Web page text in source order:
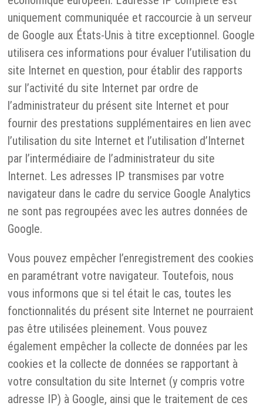
uniquement communiquée et raccourcie à un serveur
de Google aux États-Unis à titre exceptionnel. Google
utilisera ces informations pour évaluer l’utilisation du
site Internet en question, pour établir des rapports
sur l’activité du site Internet par ordre de
l’administrateur du présent site Internet et pour
fournir des prestations supplémentaires en lien avec
l’utilisation du site Internet et l’utilisation d’Internet
par l’intermédiaire de l’administrateur du site
Internet. Les adresses IP transmises par votre
navigateur dans le cadre du service Google Analytics
ne sont pas regroupées avec les autres données de
Google.
Vous pouvez empêcher l’enregistrement des cookies
en paramétrant votre navigateur. Toutefois, nous
vous informons que si tel était le cas, toutes les
fonctionnalités du présent site Internet ne pourraient
pas être utilisées pleinement. Vous pouvez
également empêcher la collecte de données par les
cookies et la collecte de données se rapportant à
votre consultation du site Internet (y compris votre
adresse IP) à Google, ainsi que le traitement de ces